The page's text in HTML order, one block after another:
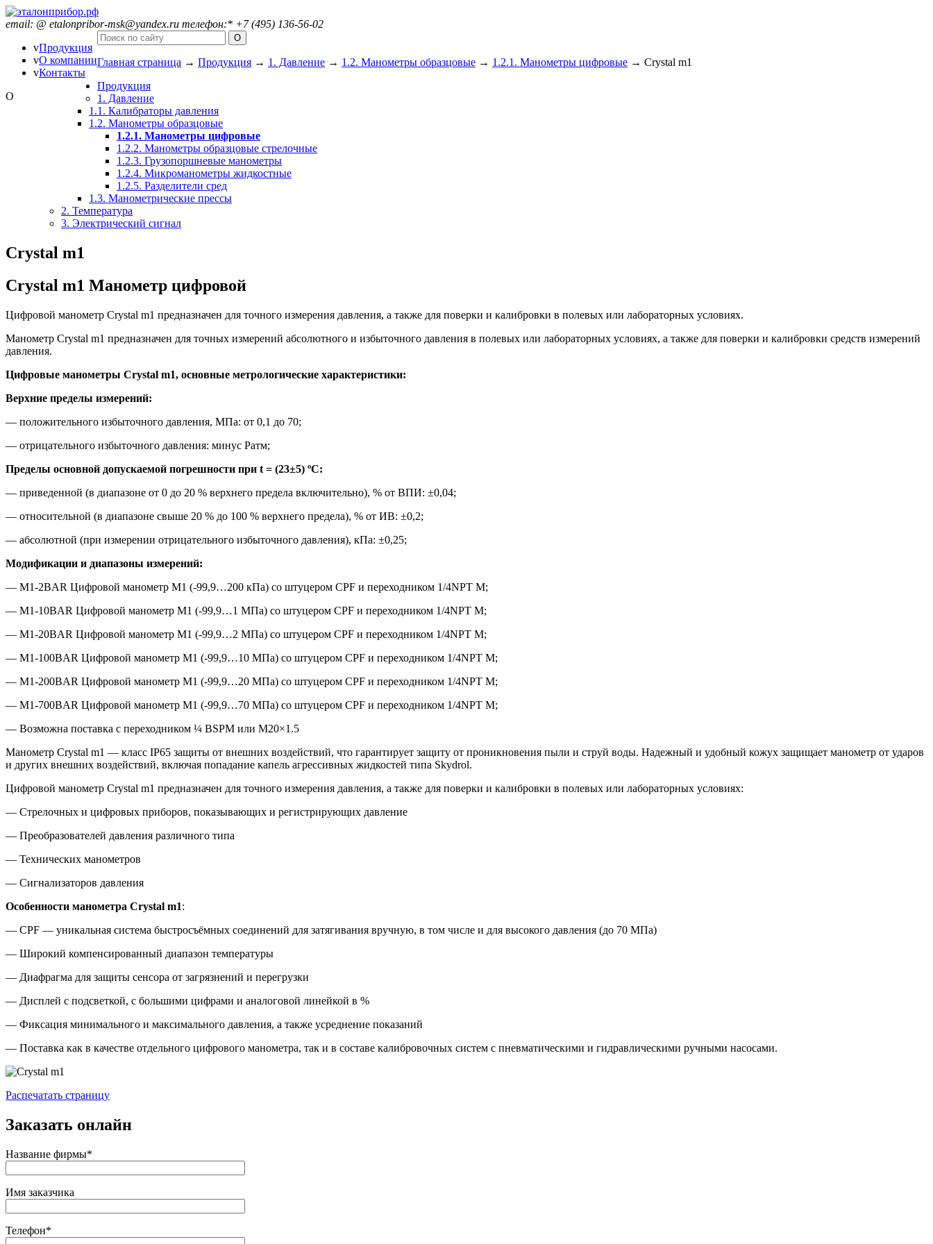
email: @ etalonpribor-msk@yandex.ru телефон:* +7 (495) 136-56-02
vПродукция
vО компании
vКонтакты
O
Главная страница → Продукция → 1. Давление → 1.2. Манометры образцовые → 1.2.1. Манометры цифровые → Crystal m1
Продукция
1. Давление
1.1. Калибраторы давления
1.2. Манометры образцовые
1.2.1. Манометры цифровые
1.2.2. Манометры образцовые стрелочные
1.2.3. Грузопоршневые манометры
1.2.4. Микроманометры жидкостные
1.2.5. Разделители сред
1.3. Манометрические прессы
2. Температура
3. Электрический сигнал
Crystal m1
Crystal m1 Манометр цифровой
Цифровой манометр Crystal m1 предназначен для точного измерения давления, а также для поверки и калибровки в полевых или лабораторных условиях.
Манометр Crystal m1 предназначен для точных измерений абсолютного и избыточного давления в полевых или лабораторных условиях, а также для поверки и калибровки средств измерений
давления.
Цифровые манометры Crystal m1, основные метрологические характеристики:
Верхние пределы измерений:
— положительного избыточного давления, МПа: от 0,1 до 70;
— отрицательного избыточного давления: минус Ратм;
Пределы основной допускаемой погрешности при t = (23±5) ºC:
— приведенной (в диапазоне от 0 до 20 % верхнего предела включительно), % от ВПИ: ±0,04;
— относительной (в диапазоне свыше 20 % до 100 % верхнего предела), % от ИВ: ±0,2;
— абсолютной (при измерении отрицательного избыточного давления), кПа: ±0,25;
Модификации и диапазоны измерений:
— M1-2BAR Цифровой манометр M1 (-99,9…200 кПа) со штуцером CPF и переходником 1/4NPT M;
— M1-10BAR Цифровой манометр M1 (-99,9…1 МПа) со штуцером CPF и переходником 1/4NPT M;
— M1-20BAR Цифровой манометр M1 (-99,9…2 МПа) со штуцером CPF и переходником 1/4NPT M;
— M1-100BAR Цифровой манометр M1 (-99,9…10 МПа) со штуцером CPF и переходником 1/4NPT M;
— M1-200BAR Цифровой манометр M1 (-99,9…20 МПа) со штуцером CPF и переходником 1/4NPT M;
— M1-700BAR Цифровой манометр M1 (-99,9…70 МПа) со штуцером CPF и переходником 1/4NPT M;
— Возможна поставка с переходником ¼ BSPM или М20×1.5
Манометр Crystal m1 — класс IP65 защиты от внешних воздействий, что гарантирует защиту от проникновения пыли и струй воды. Надежный и удобный кожух защищает манометр от ударов
и других внешних воздействий, включая попадание капель агрессивных жидкостей типа Skydrol.
Цифровой манометр Crystal m1 предназначен для точного измерения давления, а также для поверки и калибровки в полевых или лабораторных условиях:
— Стрелочных и цифровых приборов, показывающих и регистрирующих давление
— Преобразователей давления различного типа
— Технических манометров
— Сигнализаторов давления
Особенности манометра Crystal m1:
— CPF — уникальная система быстросъёмных соединений для затягивания вручную, в том числе и для высокого давления (до 70 МПа)
— Широкий компенсированный диапазон температуры
— Диафрагма для защиты сенсора от загрязнений и перегрузки
— Дисплей с подсветкой, с большими цифрами и аналоговой линейкой в %
— Фиксация минимального и максимального давления, а также усреднение показаний
— Поставка как в качестве отдельного цифрового манометра, так и в составе калибровочных систем с пневматическими и гидравлическими ручными насосами.
Распечатать страницу
Заказать онлайн
Название фирмы*
Имя заказчика
Телефон*